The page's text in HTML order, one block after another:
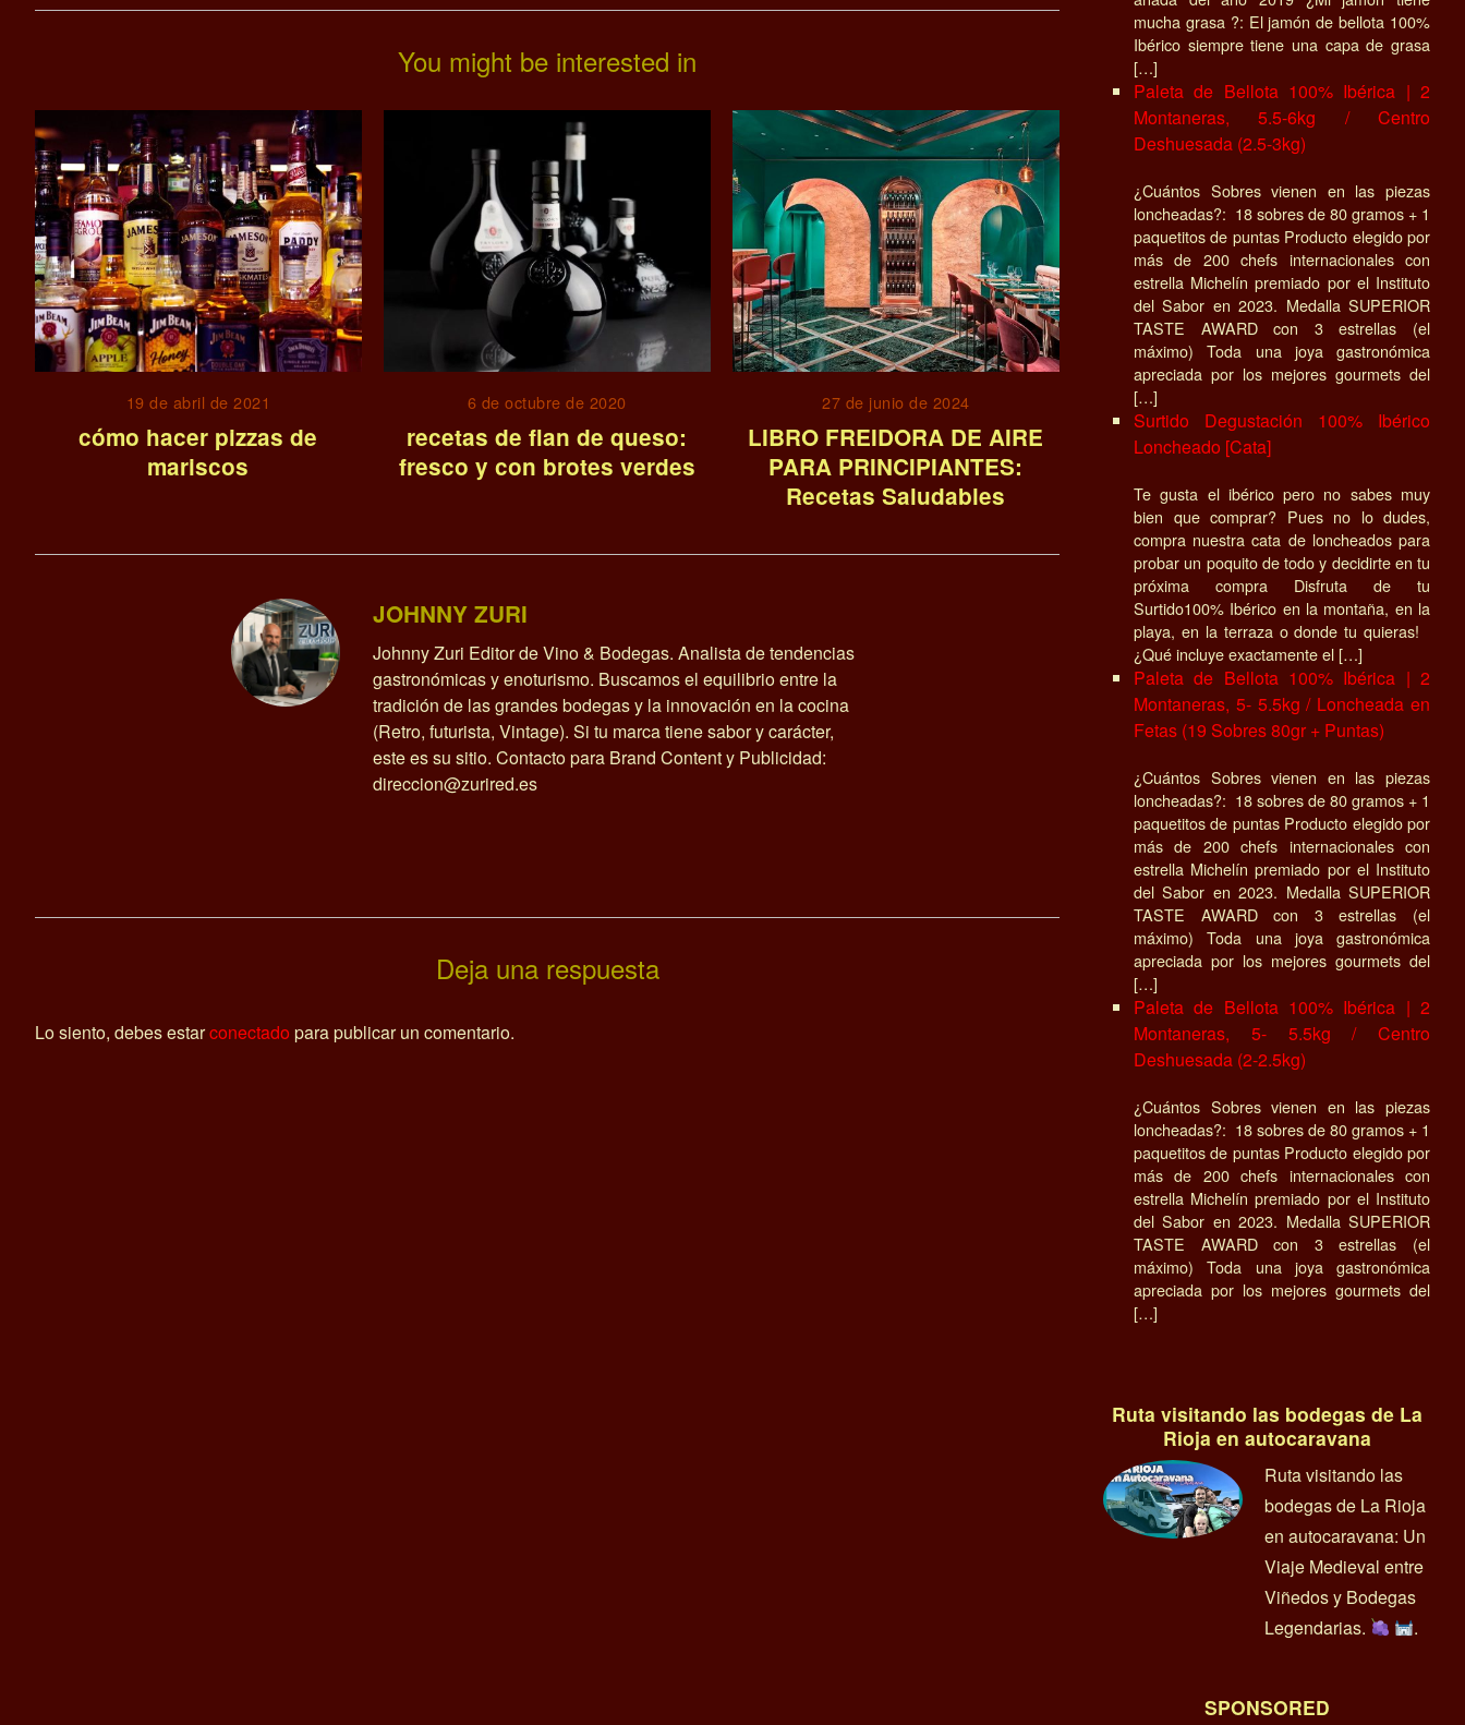
You might be interested in
19 de abril de 2021
cómo hacer pizzas de
mariscos
6 de octubre de 2020
recetas de flan de queso:
fresco y con brotes verdes
27 de junio de 2024
LIBRO FREIDORA DE AIRE
PARA PRINCIPIANTES:
Recetas Saludables
JOHNNY ZURI
Johnny Zuri Editor de Vino & Bodegas. Analista de tendencias
gastronómicas y enoturismo. Buscamos el equilibrio entre la
tradición de las grandes bodegas y la innovación en la cocina
(Retro, futurista, Vintage). Si tu marca tiene sabor y carácter,
este es su sitio. Contacto para Brand Content y Publicidad:
direccion@zurired.es
Deja una respuesta
Lo siento, debes estarconectado para publicar un comentario.
mucha grasa ?: El jamón de bellota 100%
Ibérico siempre tiene una capa de grasa
[…]
Paleta de Bellota 100% Ibérica | 2
Montaneras, 5.5-6kg / Centro
Deshuesada (2.5-3kg)
¿Cuántos Sobres vienen en las piezas
loncheadas?: 18 sobres de 80 gramos + 1
paquetitos de puntas Producto elegido por
más de 200 chefs internacionales con
estrella Michelín premiado por el Instituto
del Sabor en 2023. Medalla SUPERIOR
TASTE AWARD con 3 estrellas (el
máximo) Toda una joya gastronómica
apreciada por los mejores gourmets del
[…]
Surtido Degustación 100% Ibérico
Loncheado [Cata]
Te gusta el ibérico pero no sabes muy
bien que comprar? Pues no lo dudes,
compra nuestra cata de loncheados para
probar un poquito de todo y decidirte en tu
próxima compra Disfruta de tu
Surtido100% Ibérico en la montaña, en la
playa, en la terraza o donde tu quieras!
¿Qué incluye exactamente el […]
Paleta de Bellota 100% Ibérica | 2
Montaneras, 5- 5.5kg / Loncheada en
Fetas (19 Sobres 80gr + Puntas)
¿Cuántos Sobres vienen en las piezas
loncheadas?: 18 sobres de 80 gramos + 1
paquetitos de puntas Producto elegido por
más de 200 chefs internacionales con
estrella Michelín premiado por el Instituto
del Sabor en 2023. Medalla SUPERIOR
TASTE AWARD con 3 estrellas (el
máximo) Toda una joya gastronómica
apreciada por los mejores gourmets del
[…]
Paleta de Bellota 100% Ibérica | 2
Montaneras, 5- 5.5kg / Centro
Deshuesada (2-2.5kg)
¿Cuántos Sobres vienen en las piezas
loncheadas?: 18 sobres de 80 gramos + 1
paquetitos de puntas Producto elegido por
más de 200 chefs internacionales con
estrella Michelín premiado por el Instituto
del Sabor en 2023. Medalla SUPERIOR
TASTE AWARD con 3 estrellas (el
máximo) Toda una joya gastronómica
apreciada por los mejores gourmets del
[…]
Ruta visitando las bodegas de La
Rioja en autocaravana
Ruta visitando las
bodegas de La Rioja
en autocaravana: Un
Viaje Medieval entre
Viñedos y Bodegas
Legendarias.
.
SPONSORED